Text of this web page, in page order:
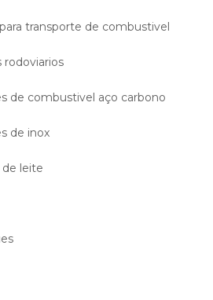
transporte de combustivel
rodoviarios
de combustivel aço carbono
de inox
de leite